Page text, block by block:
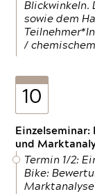
Blickwinkeln.
sowie dem
/
10
Einzelseminar:
und
Termin 1/2:
Bike:
Marktanalyse